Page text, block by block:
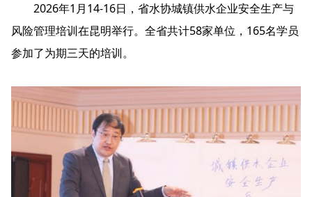
2026年1月14-16日，省水协城镇供水企业安全生产与
风险管理培训在昆明举行。全省共计58家单位，165名学员
参加了为期三天的培训。